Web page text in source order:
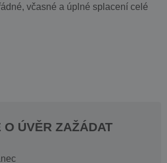
včasné a úplné splacení celé
O ÚVĚR ZAŽÁDAT